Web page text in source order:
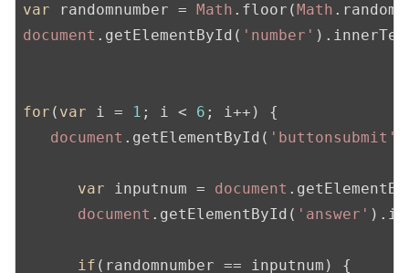
var randomnumber = Math .floor(Math
document .getElementById( 'number'
for ( var i = 1 ; i < 6 ; i++) {
document .getElementById( 'buttonsubmit'
var inputnum = document
document .getElementById( 'answer'
if (randomnumber == inputnum) {